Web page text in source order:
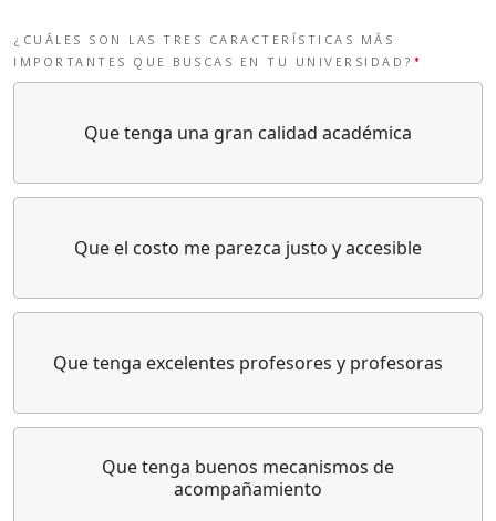
¿CUÁLES SON LAS TRES CARACTERÍSTICAS MÁS
IMPORTANTES QUE BUSCAS EN TU UNIVERSIDAD? *
Que tenga una gran calidad académica
Que el costo me parezca justo y accesible
Que tenga excelentes profesores y profesoras
Que tenga buenos mecanismos de
acompañamiento